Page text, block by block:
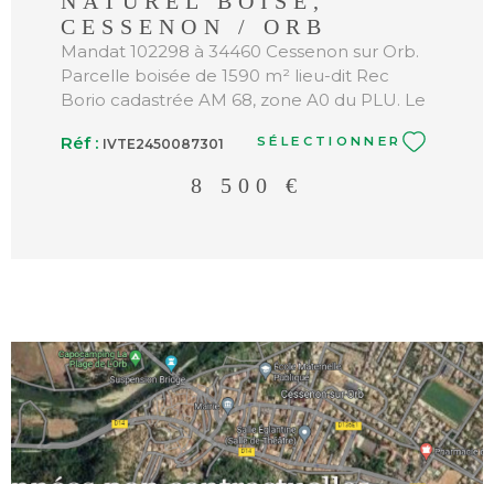
CESSENON / ORB
Mandat 102298 à 34460 Cessenon sur Orb.
Parcelle boisée de 1590 m² lieu-dit Rec
Borio cadastrée AM 68, zone A0 du PLU. Le
vendeur. Pour plus d'informations, veuillez
Commercial : 420 192 536 RSAC Béziers)
Réf : IVTE2450087301 SÉLECTIONNER
8 500 €